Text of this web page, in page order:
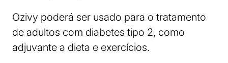
Ozivy poderá ser usado para o tratamento
de adultos com diabetes tipo 2, como
adjuvante a dieta e exercícios.